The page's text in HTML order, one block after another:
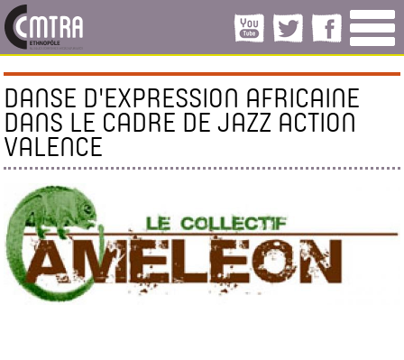
DANSE D'EXPRESSION AFRICAINE
DANS LE CADRE DE JAZZ ACTION
VALENCE